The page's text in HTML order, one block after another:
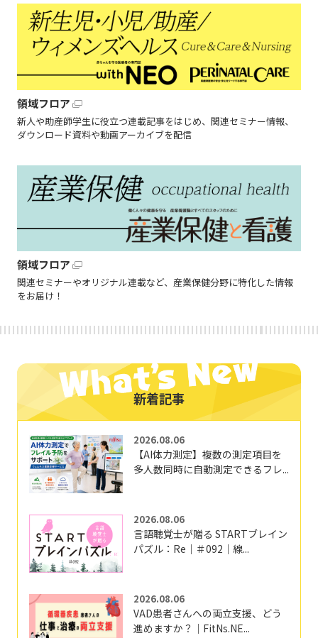
領域フロア
新人や助産師学生に役立つ連載記事をはじめ、関連セミナー情報、
ダウンロード資料や動画アーカイブを配信
領域フロア
関連セミナーやオリジナル連載など、産業保健分野に特化した情報
をお届け！
新着記事
2026.08.06
【AI体力測定】複数の測定項目を
多人数同時に自動測定できるフレ...
2026.08.06
言語聴覚士が贈る STARTブレイン
パズル：Re｜＃092｜線...
2026.08.06
VAD患者さんへの両立支援、どう
進めますか？｜FitNs.NE...